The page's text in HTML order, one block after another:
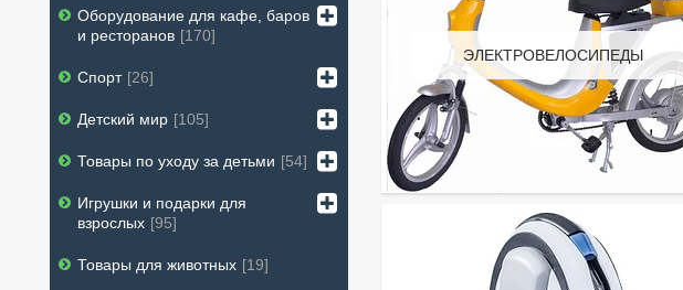
ЭЛЕКТРОВЕЛОСИПЕДЫ
Оборудование для кафе, баров
и ресторанов
170
Спорт 26
Детский мир 105
Товары по уходу за детьми 54
Игрушки и подарки для
взрослых 95
Товары для животных 19